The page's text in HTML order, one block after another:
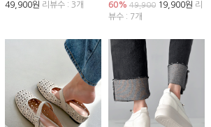
49,900원 리뷰수 : 3개 60% 49,90019,900원 리
뷰수 : 7개